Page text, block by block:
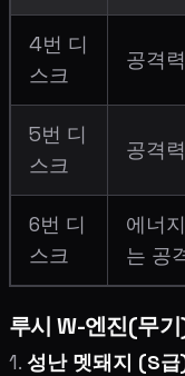
4번 디
스크
공격
5번 디
스크
공격
6번 디
스크
에너
는 공
루시 W-엔진(무
1. 성난 멧돼지 (S급